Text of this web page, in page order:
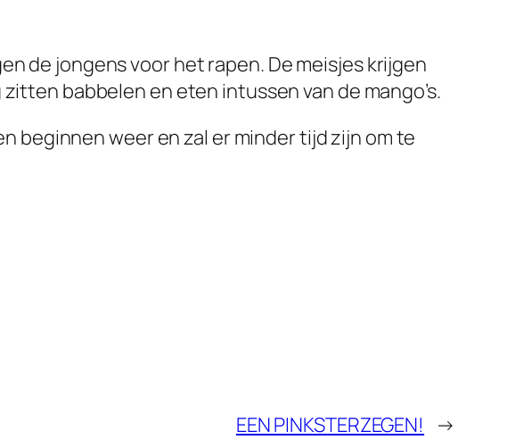
de jongens voor het rapen. De meisjes krijgen
babbelen en eten intussen van de mango’s.
beginnen weer en zal er minder tijd zijn om te
EEN PINKSTERZEGEN! →